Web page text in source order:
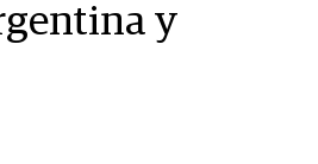
y